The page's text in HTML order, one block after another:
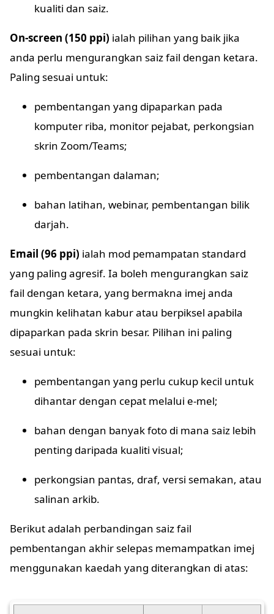
kualiti dan saiz.
On-screen (150 ppi) ialah pilihan yang baik jika
anda perlu mengurangkan saiz fail dengan ketara.
Paling sesuai untuk:
pembentangan yang dipaparkan pada
komputer riba, monitor pejabat, perkongsian
skrin Zoom/Teams;
pembentangan dalaman;
bahan latihan, webinar, pembentangan bilik
darjah.
Email (96 ppi) ialah mod pemampatan standard
yang paling agresif. Ia boleh mengurangkan saiz
fail dengan ketara, yang bermakna imej anda
mungkin kelihatan kabur atau berpiksel apabila
dipaparkan pada skrin besar. Pilihan ini paling
sesuai untuk:
pembentangan yang perlu cukup kecil untuk
dihantar dengan cepat melalui e-mel;
bahan dengan banyak foto di mana saiz lebih
penting daripada kualiti visual;
perkongsian pantas, draf, versi semakan, atau
salinan arkib.
Berikut adalah perbandingan saiz fail
pembentangan akhir selepas memampatkan imej
menggunakan kaedah yang diterangkan di atas: